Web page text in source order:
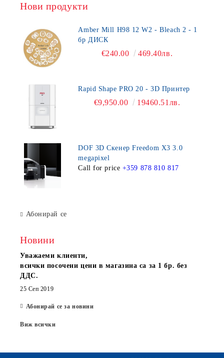
Нови продукти
Amber Mill H98 12 W2 - Bleach 2 - 1
бр ДИСК
€240.00 469.40лв.
Rapid Shape PRO 20 - 3D Принтер
€9,950.00 19460.51лв.
DOF 3D Скенер Freedom X3 3.0
megapixel
Call for price +359 878 810 817
Абонирай се
Новини
Уважаеми клиенти,
всички посочени цени в магазина са за 1 бр. без
ДДС.
25 Сеп 2019
Абонирай се за новини
Виж всички